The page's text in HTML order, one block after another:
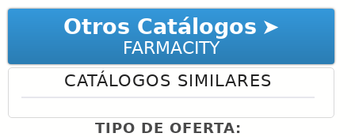
Otros Catálogos
FARMACITY
CATÁLOGOS SIMILARES
TIPO DE OFERTA: